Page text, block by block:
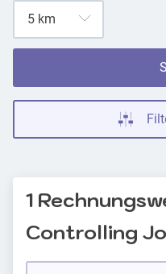
1
Controlling